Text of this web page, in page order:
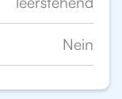
Nein